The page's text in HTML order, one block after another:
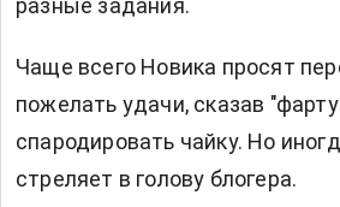
разные задания.
Чаще всего Новика просят
пожелать удачи, сказав
спародировать чайку. Но
стреляет в голову блогера.